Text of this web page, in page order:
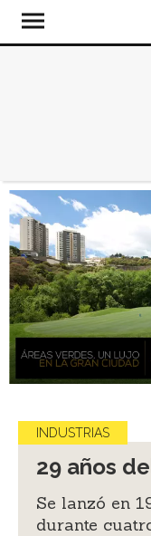
INDUSTRIAS
29 años
Se lanzó en
durante